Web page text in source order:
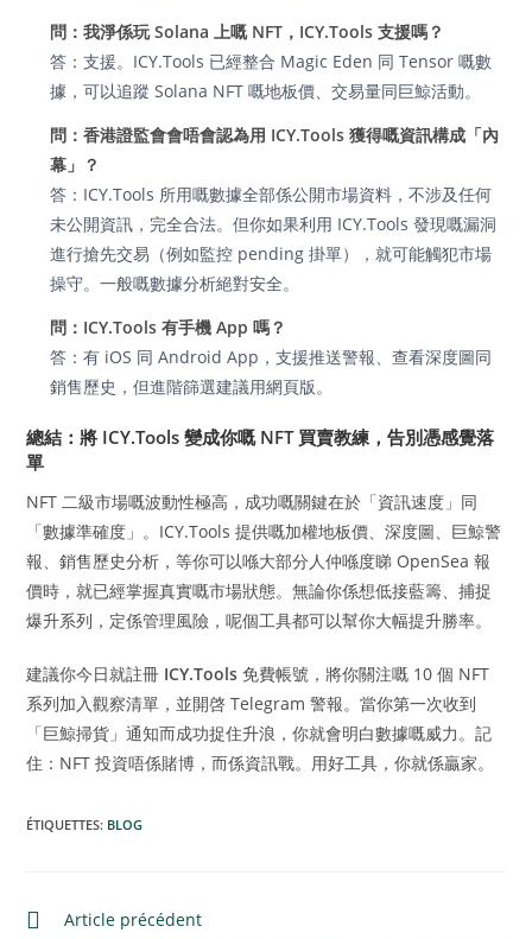
問：我淨係玩 Solana 上嘅 NFT，ICY.Tools 支援嗎？
答：支援。ICY.Tools 已經整合 Magic Eden 同 Tensor 嘅數
據，可以追蹤 Solana NFT 嘅地板價、交易量同巨鯨活動。
問：香港證監會會唔會認為用 ICY.Tools 獲得嘅資訊構成「內
幕」？
答：ICY.Tools 所用嘅數據全部係公開市場資料，不涉及任何
未公開資訊，完全合法。但你如果利用 ICY.Tools 發現嘅漏洞
進行搶先交易（例如監控 pending 掛單），就可能觸犯市場
操守。一般嘅數據分析絕對安全。
問：ICY.Tools 有手機 App 嗎？
答：有 iOS 同 Android App，支援推送警報、查看深度圖同
銷售歷史，但進階篩選建議用網頁版。
總結：將 ICY.Tools 變成你嘅 NFT 買賣教練，告別憑感覺落
單
NFT 二級市場嘅波動性極高，成功嘅關鍵在於「資訊速度」同
「數據準確度」。ICY.Tools 提供嘅加權地板價、深度圖、巨鯨警
報、銷售歷史分析，等你可以喺大部分人仲喺度睇 OpenSea 報
價時，就已經掌握真實嘅市場狀態。無論你係想低接藍籌、捕捉
爆升系列，定係管理風險，呢個工具都可以幫你大幅提升勝率。
建議你今日就註冊 ICY.Tools 免費帳號，將你關注嘅 10 個 NFT
系列加入觀察清單，並開啓 Telegram 警報。當你第一次收到
「巨鯨掃貨」通知而成功捉住升浪，你就會明白數據嘅威力。記
住：NFT 投資唔係賭博，而係資訊戰。用好工具，你就係贏家。
ÉTIQUETTES: BLOG
Article précédent